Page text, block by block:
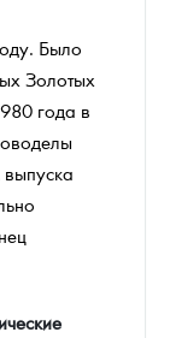
Было
Золотых
года в